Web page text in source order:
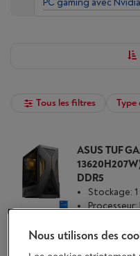
PC gaming avec
Tous les filtres Type
ASUS TUF
DDR5
Stockage: 1
Livré demain-
€ 1.299,00
Nous utilisons des